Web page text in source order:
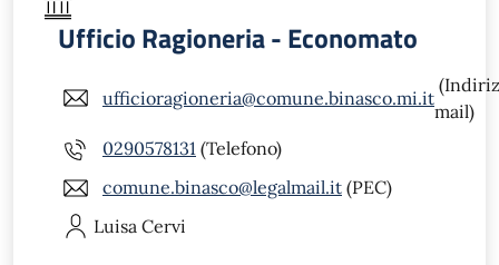
Ufficio Ragioneria - Economato
ufficioragioneria@comune.binasco.mi.it
mail)
0290578131 (Telefono)
comune.binasco@legalmail.it (PEC)
Luisa Cervi